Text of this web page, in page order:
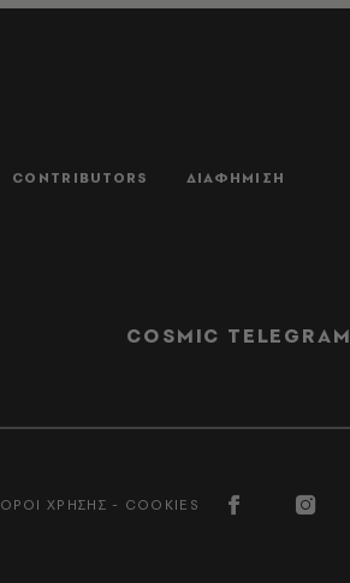
CONTRIBUTORS ΔΙΑΦΗΜΙΣΗ
COSMIC TELEGRAM
ΟΡΟΙ ΧΡΗΣΗΣ - COOKIES